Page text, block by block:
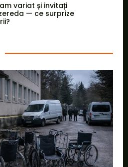
variat și invitați
— ce surprize